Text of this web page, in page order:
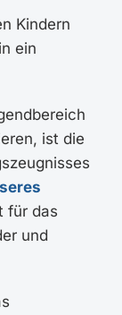
Kindern
ein
ist die
für das
und